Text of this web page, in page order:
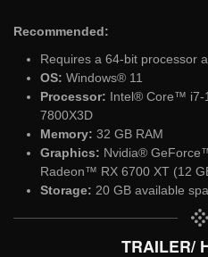
Recommended:
Requires a 64-bit processor
OS: Windows® 11
Processor: Intel® Core™ i7-
7800X3D
Memory: 32 GB RAM
Graphics: Nvidia®
Radeon™ RX 6700 XT (12
Storage: 20 GB available
TRAILER/